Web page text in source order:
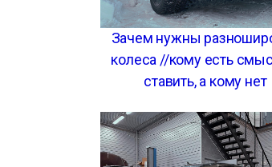
Зачем нужны
колеса //кому есть
ставить, а кому нет